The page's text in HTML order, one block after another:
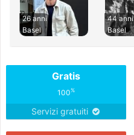
26 anni
Basel
44 anni
Basel
Gratis
100%
Servizi gratuiti